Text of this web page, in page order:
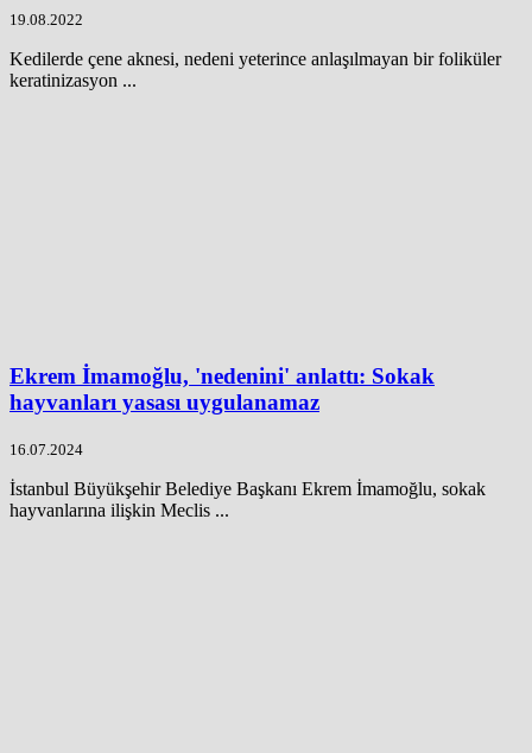
19.08.2022
Kedilerde çene aknesi, nedeni yeterince anlaşılmayan bir foliküler
keratinizasyon ...
Ekrem İmamoğlu, 'nedenini' anlattı: Sokak
hayvanları yasası uygulanamaz
16.07.2024
İstanbul Büyükşehir Belediye Başkanı Ekrem İmamoğlu, sokak
hayvanlarına ilişkin Meclis ...